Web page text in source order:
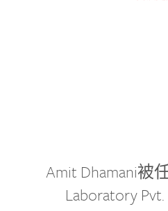
Amit Dhamani被
Laboratory